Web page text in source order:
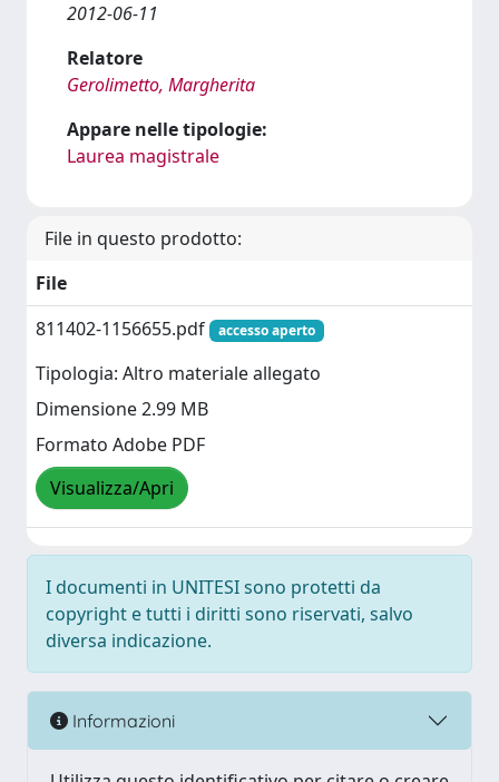
2012-06-11
Relatore
Gerolimetto, Margherita
Appare nelle tipologie:
Laurea magistrale
File in questo prodotto:
File
811402-1156655.pdf
accesso aperto
Tipologia: Altro materiale allegato
Dimensione 2.99 MB
Formato Adobe PDF
Visualizza/Apri
I documenti in UNITESI sono protetti da
copyright e tutti i diritti sono riservati, salvo
diversa indicazione.
Informazioni